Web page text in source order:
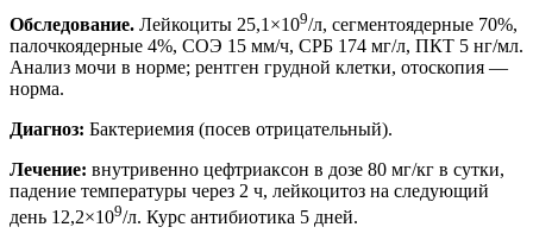
Обследование. Лейкоциты 25,1×109/л, сегментоядерные 70%,
палочкоядерные 4%, СОЭ 15 мм/ч, СРБ 174 мг/л, ПКТ 5 нг/мл.
Анализ мочи в норме; рентген грудной клетки, отоскопия —
норма.
Диагноз: Бактериемия (посев отрицательный).
Лечение: внутривенно цефтриаксон в дозе 80 мг/кг в сутки,
падение температуры через 2 ч, лейкоцитоз на следующий
день 12,2×109/л. Курс антибиотика 5 дней.